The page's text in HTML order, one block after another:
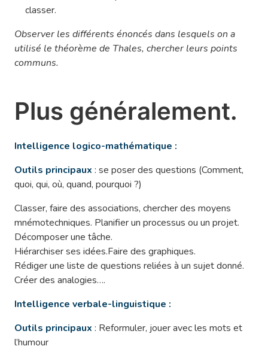
classer.
Observer les différents énoncés dans lesquels on a
utilisé le théorème de Thales, chercher leurs points
communs.
Plus généralement.
Intelligence logico-mathématique :
Outils principaux : se poser des questions (Comment,
quoi, qui, où, quand, pourquoi ?)
Classer, faire des associations, chercher des moyens
mnémotechniques. Planifier un processus ou un projet.
Décomposer une tâche.
Hiérarchiser ses idées.Faire des graphiques.
Rédiger une liste de questions reliées à un sujet donné.
Créer des analogies….
Intelligence verbale-linguistique :
Outils principaux : Reformuler, jouer avec les mots et
l’humour